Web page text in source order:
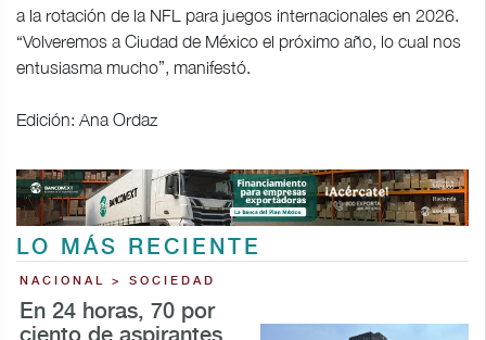
a la rotación de la NFL para juegos internacionales en 2026.
“Volveremos a Ciudad de México el próximo año, lo cual nos
entusiasma mucho”, manifestó.
Edición: Ana Ordaz
LO MÁS RECIENTE
NACIONAL > SOCIEDAD
En 24 horas, 70 por